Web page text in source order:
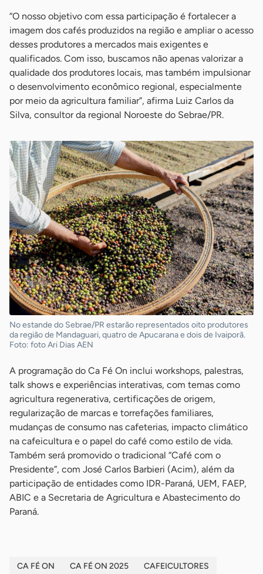
“O nosso objetivo com essa participação é fortalecer a
imagem dos cafés produzidos na região e ampliar o acesso
desses produtores a mercados mais exigentes e
qualificados. Com isso, buscamos não apenas valorizar a
qualidade dos produtores locais, mas também impulsionar
o desenvolvimento econômico regional, especialmente
por meio da agricultura familiar”, afirma Luiz Carlos da
Silva, consultor da regional Noroeste do Sebrae/PR.
No estande do Sebrae/PR estarão representados oito produtores
da região de Mandaguari, quatro de Apucarana e dois de Ivaiporã.
Foto: foto Ari Dias AEN
A programação do Ca Fé On inclui workshops, palestras,
talk shows e experiências interativas, com temas como
agricultura regenerativa, certificações de origem,
regularização de marcas e torrefações familiares,
mudanças de consumo nas cafeterias, impacto climático
na cafeicultura e o papel do café como estilo de vida.
Também será promovido o tradicional “Café com o
Presidente”, com José Carlos Barbieri (Acim), além da
participação de entidades como IDR-Paraná, UEM, FAEP,
ABIC e a Secretaria de Agricultura e Abastecimento do
Paraná.
CA FÉ ON CA FÉ ON 2025 CAFEICULTORES